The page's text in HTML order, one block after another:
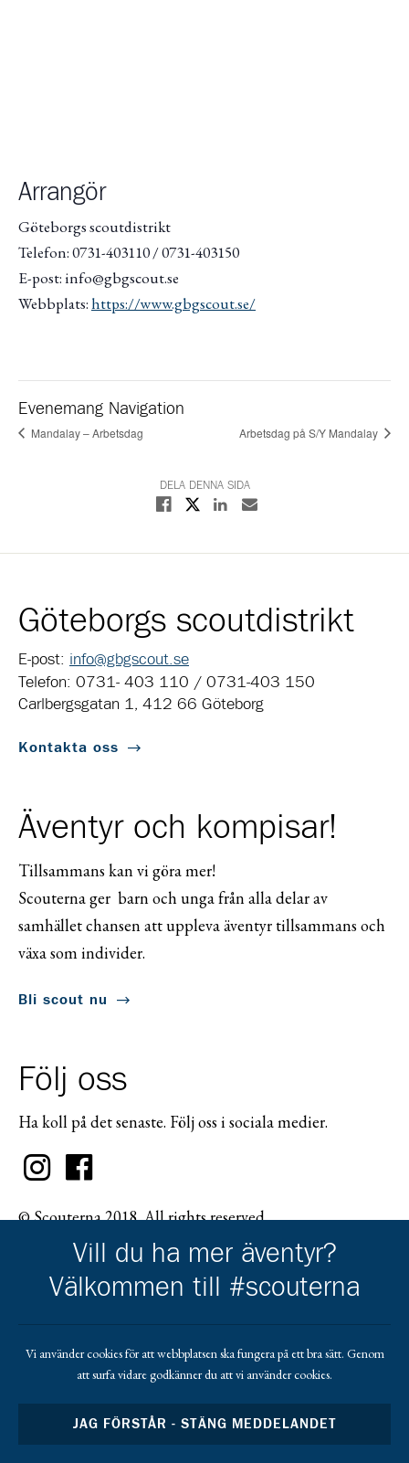
Arrangör
Göteborgs scoutdistrikt
Telefon: 0731-403110 / 0731-403150
E-post: info@gbgscout.se
Webbplats:https://www.gbgscout.se/
Evenemang Navigation
Mandalay – Arbetsdag Arbetsdag på S/Y Mandalay
DELA DENNA SIDA
Dela på Facebook
Dela på XDela på Linkedin
Dela med E-post
Göteborgs scoutdistrikt
E-post: info@gbgscout.se
Telefon: 0731- 403 110 / 0731-403 150
Carlbergsgatan 1, 412 66 Göteborg
Kontakta oss
Äventyr och kompisar!
Tillsammans kan vi göra mer!
Scouterna ger barn och unga från alla delar av
samhället chansen att uppleva äventyr tillsammans och
växa som individer.
Bli scout nu
Följ oss
Ha koll på det senaste. Följ oss i sociala medier.
© Scouterna 2018. All rights reserved.
Gå till pl_50
Vill du ha mer äventyr?
Välkommen till #scouterna
Vi använder cookies för att webbplatsen ska fungera på ett bra sätt. Genom
att surfa vidare godkänner du att vi använder cookies.
JAG FÖRSTÅR - STÄNG MEDDELANDET